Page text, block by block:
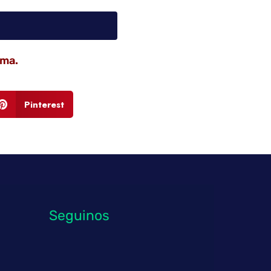
Pinterest
Seguinos